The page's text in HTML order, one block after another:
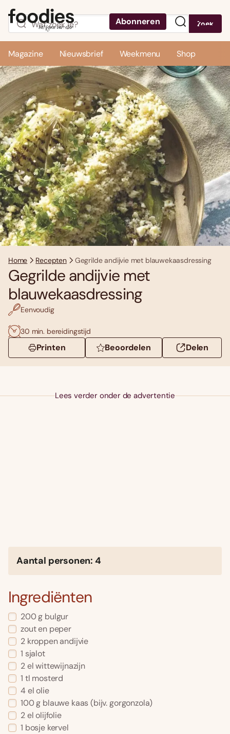
Abonneren Zoek
Magazine Nieuwsbrief Weekmenu Shop
Home Recepten Gegrilde andijvie met blauwekaasdressing
Gegrilde andijvie met
blauwekaasdressing
Eenvoudig
30 min. bereidingstijd
Printen Beoordelen Delen
Lees verder onder de advertentie
Aantal personen: 4
Ingrediënten
200 g bulgur
zout en peper
2 kroppen andijvie
1 sjalot
2 el wittewijnazijn
1 tl mosterd
4 el olie
100 g blauwe kaas (bijv. gorgonzola)
2 el olijfolie
1 bosje kervel